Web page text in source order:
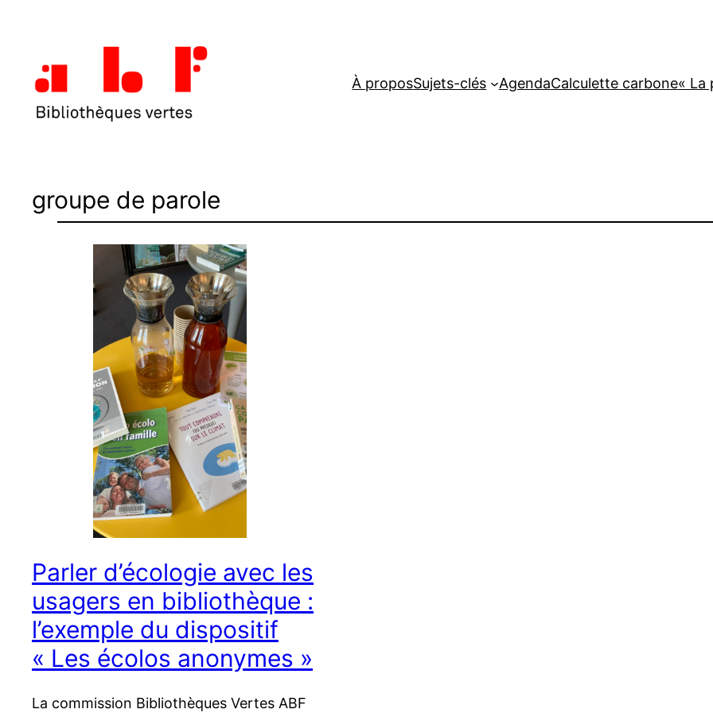
contenu
À proposSujets-clés AgendaCalculette carbone« La
groupe de parole
Parler d’écologie avec les
usagers en bibliothèque :
l’exemple du dispositif
« Les écolos anonymes »
La commission Bibliothèques Vertes ABF